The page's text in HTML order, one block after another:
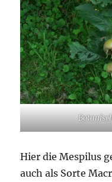
Hier die Mespilus
auch als Sorte